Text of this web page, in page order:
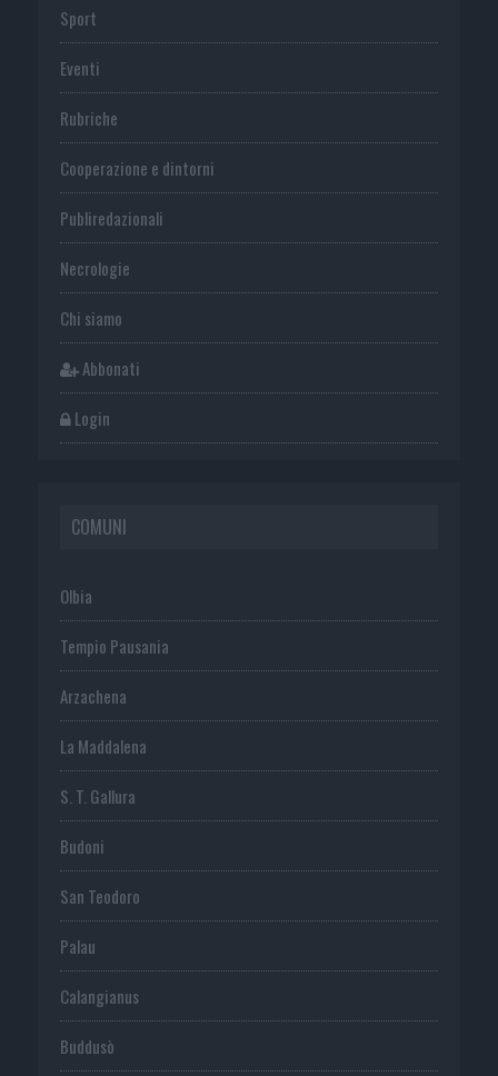
Sport
Eventi
Rubriche
Cooperazione e dintorni
Publiredazionali
Necrologie
Chi siamo
Abbonati
Login
COMUNI
Olbia
Tempio Pausania
Arzachena
La Maddalena
S. T. Gallura
Budoni
San Teodoro
Palau
Calangianus
Buddusò